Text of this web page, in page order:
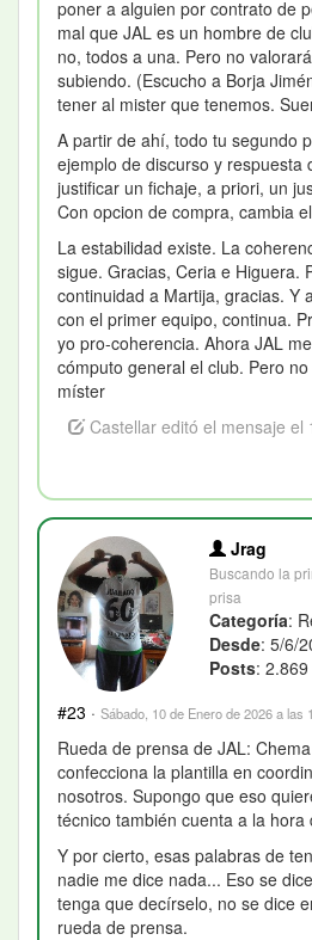
poner a alguien por contrato de
mal que JAL es un hombre de
no, todos a una. Pero no
subiendo. (Escucho a Borja
tener al mister que tenemos.
A partir de ahí, todo tu segundo
ejemplo de discurso y respuesta
justificar un fichaje, a priori, un
Con opcion de compra, cambia
La estabilidad existe. La
sigue. Gracias, Ceria e Higuera.
continuidad a Martija, gracias. Y
con el primer equipo, continua.
yo pro-coherencia. Ahora JAL
cómputo general el club. Pero
míster
Castellar editó el mensaje el
Jrag
Buscando la
prisa
Categoría:
Desde: 5/6/
Posts: 2.869
#23 · Sábado, 10 de Enero de 2026 a las
Rueda de prensa de JAL:
confecciona la plantilla en
nosotros. Supongo que eso
técnico también cuenta a la hora
Y por cierto, esas palabras de
nadie me dice nada... Eso se
tenga que decírselo, no se dice
rueda de prensa.